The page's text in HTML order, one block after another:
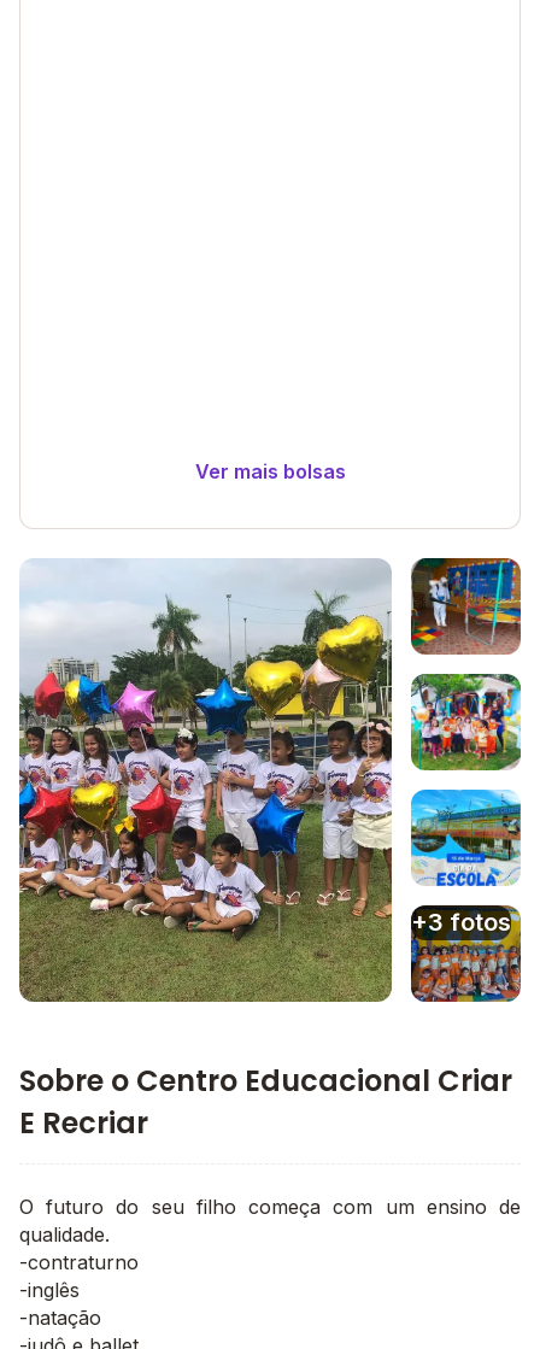
Ver mais bolsas
Galeria de imagem
Imagem 1
Imagem 2
Imagem 3
+3 fotos
Sobre o Centro Educacional Criar
E Recriar
O futuro do seu filho começa com um ensino de
qualidade.
-contraturno
-inglês
-natação